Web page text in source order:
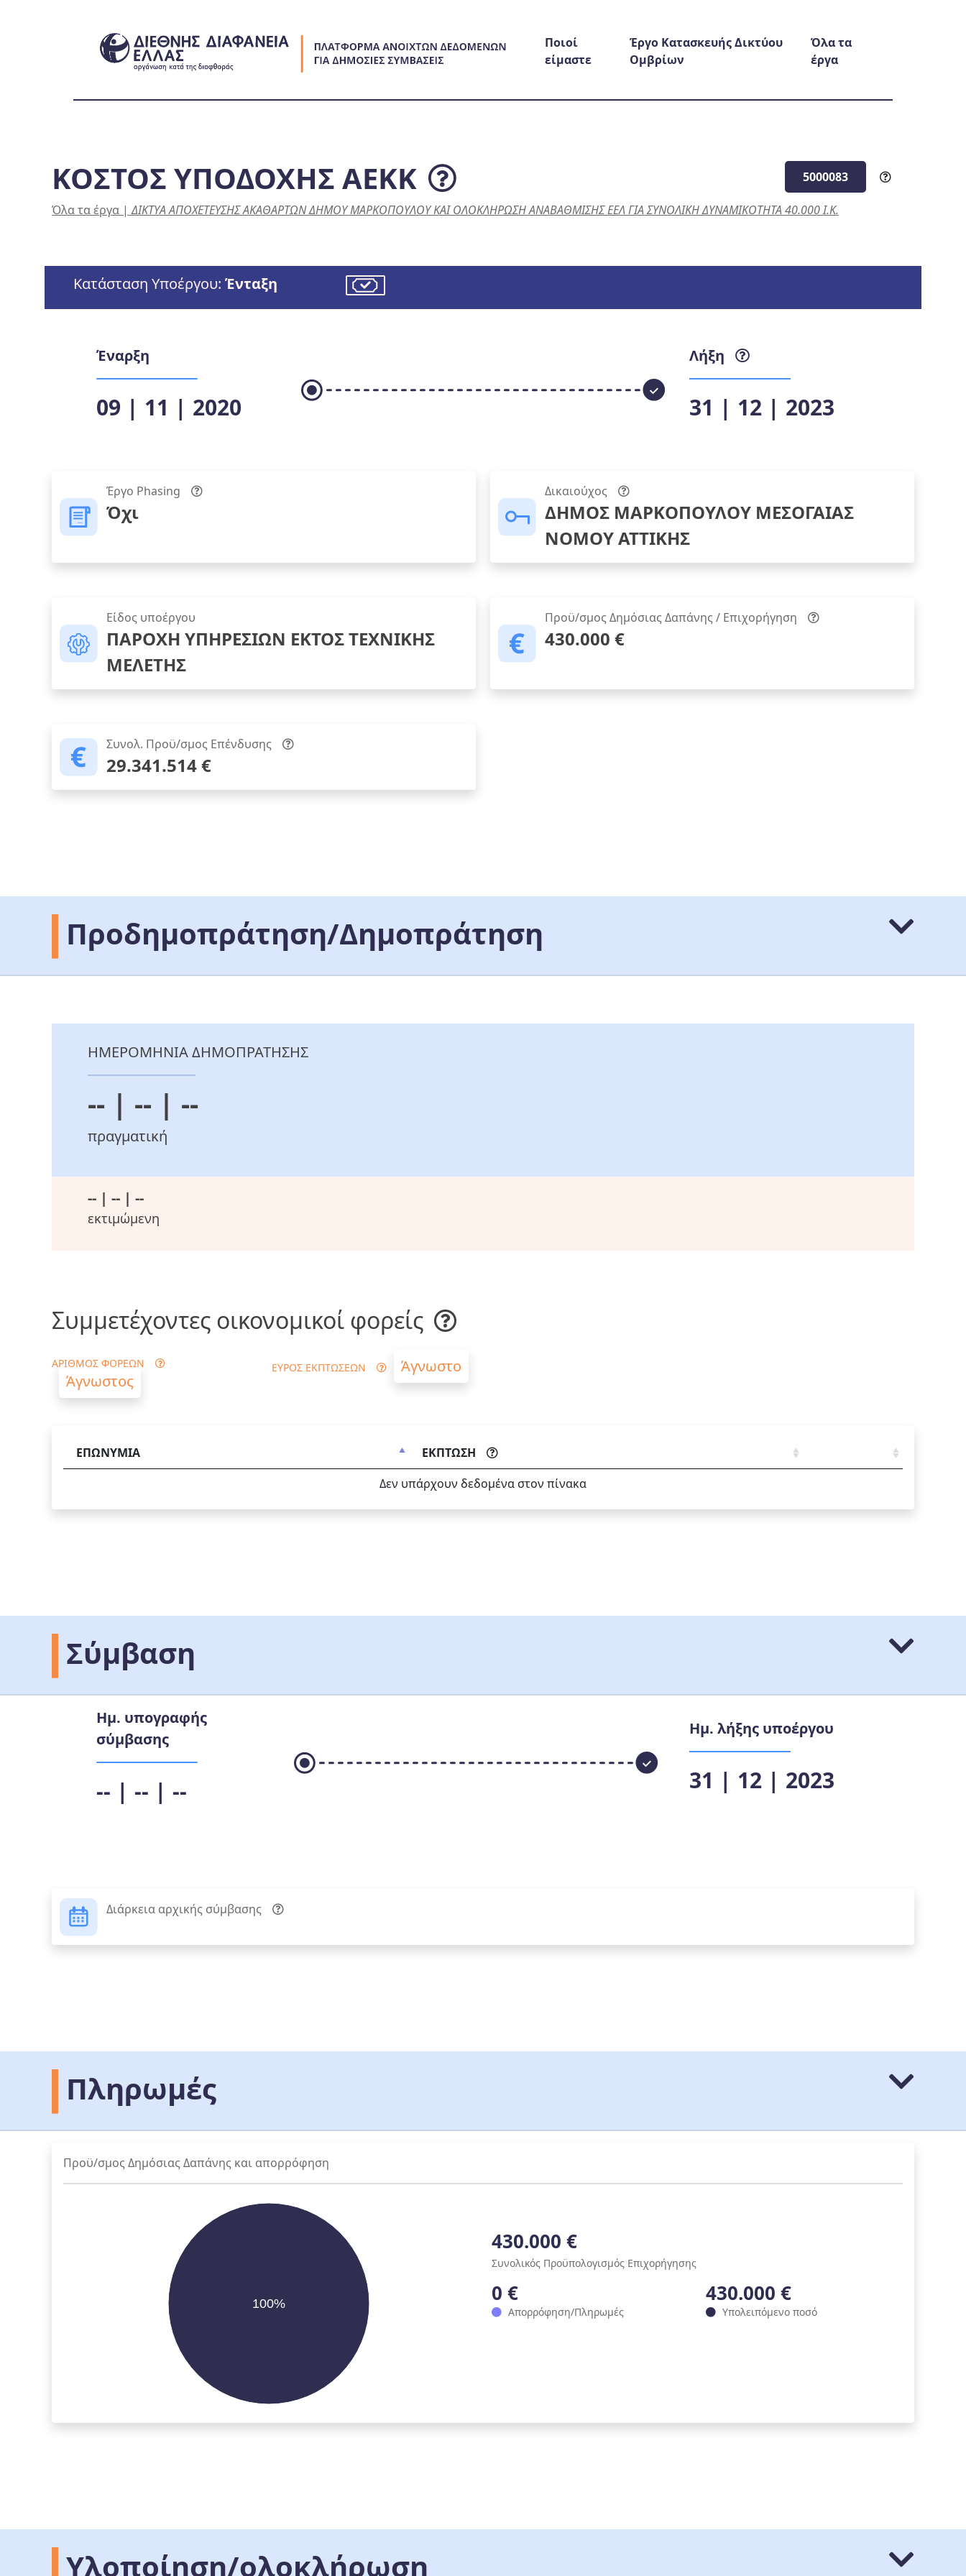
Ποιοί
είμαστε
Έργο Κατασκευής Δικτύου
Ομβρίων
Όλα τα
έργα
ΚΟΣΤΟΣ ΥΠΟΔΟΧΗΣ ΑΕΚΚ 5000083
Όλα τα έργα |ΔΙΚΤΥΑ ΑΠΟΧΕΤΕΥΣΗΣ ΑΚΑΘΑΡΤΩΝ ΔΗΜΟΥ ΜΑΡΚΟΠΟΥΛΟΥ ΚΑΙ ΟΛΟΚΛΗΡΩΣΗ ΑΝΑΒΑΘΜΙΣΗΣ ΕΕΛ ΓΙΑ ΣΥΝΟΛΙΚΗ ΔΥΝΑΜΙΚΟΤΗΤΑ 40.000 Ι.Κ.
Κατάσταση Υποέργου: Ένταξη
Έναρξη
09 | 11 | 2020
Λήξη
31 | 12 | 2023
Έργο Phasing
Όχι
Δικαιούχος
ΔΗΜΟΣ ΜΑΡΚΟΠΟΥΛΟΥ ΜΕΣΟΓΑΙΑΣ
ΝΟΜΟΥ ΑΤΤΙΚΗΣ
Είδος υποέργου
ΠΑΡΟΧΗ ΥΠΗΡΕΣΙΩΝ ΕΚΤΟΣ ΤΕΧΝΙΚΗΣ
ΜΕΛΕΤΗΣ
Προϋ/σμος Δημόσιας Δαπάνης / Επιχορήγηση
430.000 €
Συνολ. Προϋ/σμος Επένδυσης
29.341.514 €
Προδημοπράτηση/Δημοπράτηση
ΗΜΕΡΟΜΗΝΙΑ ΔΗΜΟΠΡΑΤΗΣΗΣ
-- | -- | --
πραγματική
-- | -- | --
εκτιμώμενη
Συμμετέχοντες οικονομικοί φορείς
ΑΡΙΘΜΟΣ ΦΟΡΕΩΝ
Άγνωστος
ΕΥΡΟΣ ΕΚΠΤΩΣΕΩΝ Άγνωστο
ΕΠΩΝΥΜΙΑ
ΕΚΠΤΩΣΗ
Δεν υπάρχουν δεδομένα στον πίνακα
Σύμβαση
Ημ. υπογραφής
σύμβασης
-- | -- | --
Ημ. λήξης υποέργου
31 | 12 | 2023
Διάρκεια αρχικής σύμβασης
Πληρωμές
Προϋ/σμος Δημόσιας Δαπάνης και απορρόφηση
100%
430.000 €
Συνολικός Προϋπολογισμός Επιχορήγησης
0 €
Απορρόφηση/Πληρωμές
430.000 €
Υπολειπόμενο ποσό
Υλοποίηση/ολοκλήρωση